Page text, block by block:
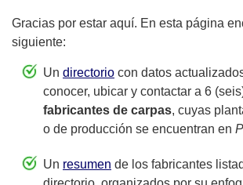
Gracias por estar aquí. En esta página
siguiente:
Un directorio con datos
conocer, ubicar y contactar a 6
fabricantes de carpas, cuyas
o de producción se encuentran en
Un resumen de los fabricantes